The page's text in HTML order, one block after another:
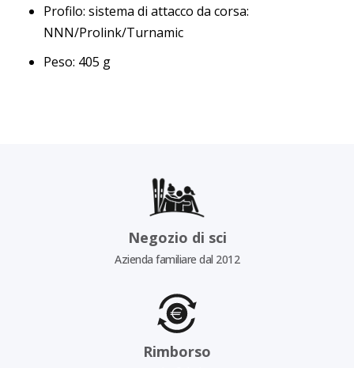
Profilo: sistema di attacco da corsa:
NNN/Prolink/Turnamic
Peso: 405 g
Negozio di sci
Azienda familiare dal 2012
Rimborso